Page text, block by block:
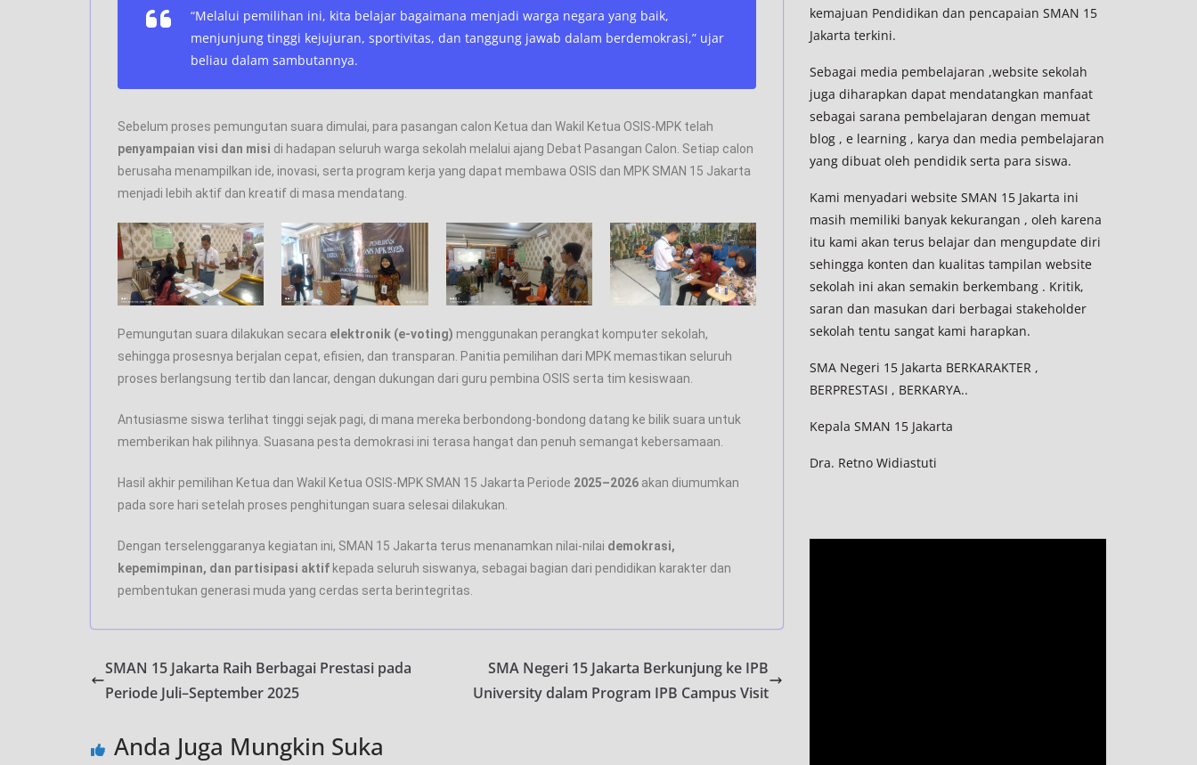
“Melalui pemilihan ini, kita belajar bagaimana menjadi warga negara yang baik,
menjunjung tinggi kejujuran, sportivitas, dan tanggung jawab dalam berdemokrasi,” ujar
beliau dalam sambutannya.
Sebelum proses pemungutan suara dimulai, para pasangan calon Ketua dan Wakil Ketua OSIS-MPK telah
penyampaian visi dan misi di hadapan seluruh warga sekolah melalui ajang Debat Pasangan Calon. Setiap calon
berusaha menampilkan ide, inovasi, serta program kerja yang dapat membawa OSIS dan MPK SMAN 15 Jakarta
menjadi lebih aktif dan kreatif di masa mendatang.
Pemungutan suara dilakukan secara elektronik (e-voting) menggunakan perangkat komputer sekolah,
sehingga prosesnya berjalan cepat, efisien, dan transparan. Panitia pemilihan dari MPK memastikan seluruh
proses berlangsung tertib dan lancar, dengan dukungan dari guru pembina OSIS serta tim kesiswaan.
Antusiasme siswa terlihat tinggi sejak pagi, di mana mereka berbondong-bondong datang ke bilik suara untuk
memberikan hak pilihnya. Suasana pesta demokrasi ini terasa hangat dan penuh semangat kebersamaan.
Hasil akhir pemilihan Ketua dan Wakil Ketua OSIS-MPK SMAN 15 Jakarta Periode 2025–2026 akan diumumkan
pada sore hari setelah proses penghitungan suara selesai dilakukan.
Dengan terselenggaranya kegiatan ini, SMAN 15 Jakarta terus menanamkan nilai-nilai demokrasi,
kepemimpinan, dan partisipasi aktif kepada seluruh siswanya, sebagai bagian dari pendidikan karakter dan
pembentukan generasi muda yang cerdas serta berintegritas.
SMAN 15 Jakarta Raih Berbagai Prestasi pada
Periode Juli–September 2025
SMA Negeri 15 Jakarta Berkunjung ke IPB
University dalam Program IPB Campus Visit
Anda Juga Mungkin Suka
kemajuan Pendidikan dan pencapaian SMAN 15
Jakarta terkini.
Sebagai media pembelajaran ,website sekolah
juga diharapkan dapat mendatangkan manfaat
sebagai sarana pembelajaran dengan memuat
blog , e learning , karya dan media pembelajaran
yang dibuat oleh pendidik serta para siswa.
Kami menyadari website SMAN 15 Jakarta ini
masih memiliki banyak kekurangan , oleh karena
itu kami akan terus belajar dan mengupdate diri
sehingga konten dan kualitas tampilan website
sekolah ini akan semakin berkembang . Kritik,
saran dan masukan dari berbagai stakeholder
sekolah tentu sangat kami harapkan.
SMA Negeri 15 Jakarta BERKARAKTER ,
BERPRESTASI , BERKARYA..
Kepala SMAN 15 Jakarta
Dra. Retno Widiastuti